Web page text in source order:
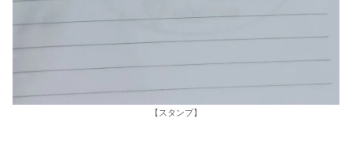
【スタンプ】